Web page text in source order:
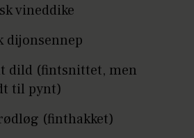
vineddike
dijonsennep
dild (fintsnittet, men
til pynt)
(finthakket)